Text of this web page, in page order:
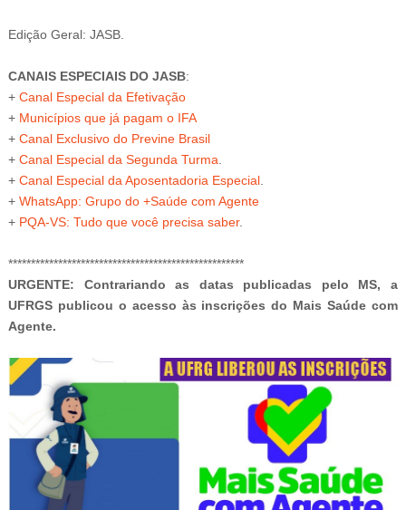
Edição Geral: JASB.
CANAIS ESPECIAIS DO JASB:
+ Canal Especial da Efetivação
+ Municípios que já pagam o IFA
+ Canal Exclusivo do Previne Brasil
+ Canal Especial da Segunda Turma
+ Canal Especial da Aposentadoria Especial.
+ WhatsApp: Grupo do +Saúde com Agente
+ PQA-VS: Tudo que você precisa saber.
****************************************************
URGENTE: Contrariando as datas publicadas pelo MS, a
UFRGS publicou o acesso às inscrições do Mais Saúde com
Agente.